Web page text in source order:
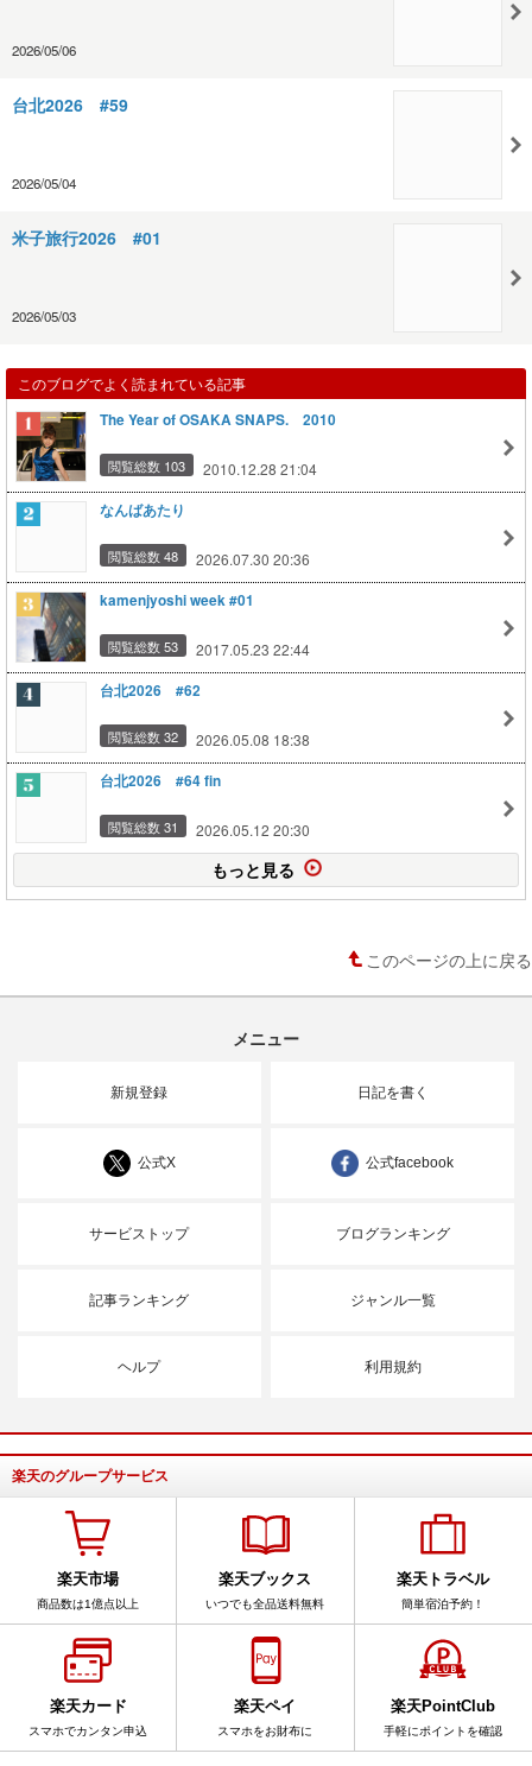
2026/05/06
台北2026 #59
2026/05/04
米子旅行2026 #01
2026/05/03
このブログでよく読まれている記事
The Year of OSAKA SNAPS. 2010
閲覧総数 103 2010.12.28 21:04
なんばあたり
閲覧総数 48 2026.07.30 20:36
kamenjyoshi week #01
閲覧総数 53 2017.05.23 22:44
台北2026 #62
閲覧総数 32 2026.05.08 18:38
台北2026 #64 fin
閲覧総数 31 2026.05.12 20:30
もっと見る
このページの上に戻る
メニュー
新規登録 日記を書く
公式X 公式facebook
サービストップ ブログランキング
記事ランキング ジャンル一覧
ヘルプ 利用規約
楽天のグループサービス
楽天市場
商品数は1億点以上
楽天ブックス
いつでも全品送料無料
楽天トラベル
簡単宿泊予約！
楽天カード
スマホでカンタン申込
楽天ペイ
スマホをお財布に
楽天PointClub
手軽にポイントを確認